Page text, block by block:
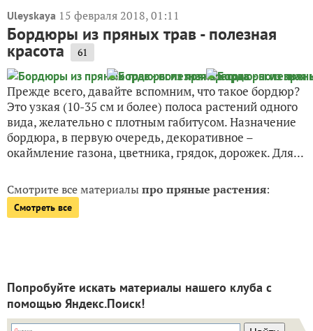
Uleyskaya 15 февраля 2018, 01:11
Бордюры из пряных трав - полезная
красота 61
Прежде всего, давайте вспомним, что такое бордюр?
Это узкая (10-35 см и более) полоса растений одного
вида, желательно с плотным габитусом. Назначение
бордюра, в первую очередь, декоративное –
окаймление газона, цветника, грядок, дорожек. Для...
Смотрите все материалыпро пряные растения:
Смотреть все
Попробуйте искать материалы нашего клуба с
помощью Яндекс.Поиск!